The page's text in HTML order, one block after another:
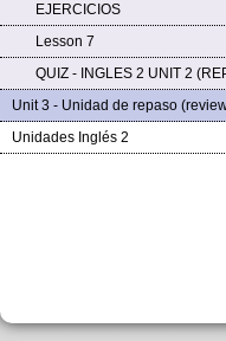
EJERCICIOS
Lesson 7
QUIZ - INGLES 2 UNIT 2
Unit 3 - Unidad de repaso
Unidades Inglés 2